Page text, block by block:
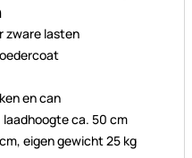
zware lasten
en can
laadhoogte ca. 50 cm
eigen gewicht 25 kg